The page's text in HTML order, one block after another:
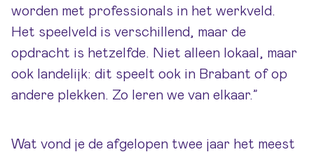
worden met professionals in het werkveld.
Het speelveld is verschillend, maar de
opdracht is hetzelfde. Niet alleen lokaal, maar
ook landelijk: dit speelt ook in Brabant of op
andere plekken. Zo leren we van elkaar.”
Wat vond je de afgelopen twee jaar het meest